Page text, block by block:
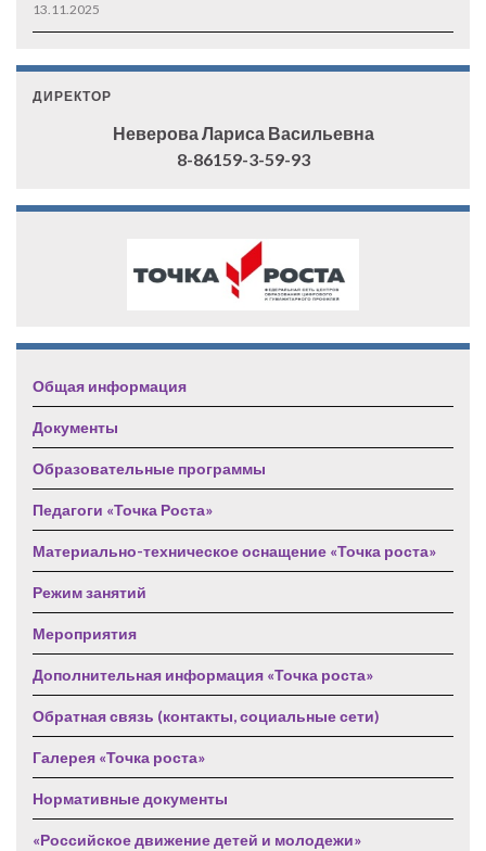
13.11.2025
ДИРЕКТОР
Неверова Лариса Васильевна
8-86159-3-59-93
Общая информация
Документы
Образовательные программы
Педагоги «Точка Роста»
Материально-техническое оснащение «Точка роста»
Режим занятий
Мероприятия
Дополнительная информация «Точка роста»
Обратная связь (контакты, социальные сети)
Галерея «Точка роста»
Нормативные документы
«Российское движение детей и молодежи»